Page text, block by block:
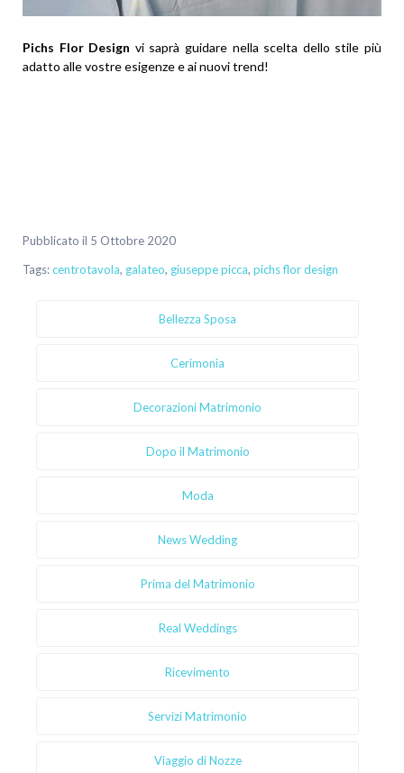
Pichs Flor Design vi saprà guidare nella scelta dello stile più
adatto alle vostre esigenze e ai nuovi trend!
Pubblicato il 5 Ottobre 2020
Tags:centrotavola, galateo, giuseppe picca, pichs flor design
Bellezza Sposa
Cerimonia
Decorazioni Matrimonio
Dopo il Matrimonio
Moda
News Wedding
Prima del Matrimonio
Real Weddings
Ricevimento
Servizi Matrimonio
Viaggio di Nozze